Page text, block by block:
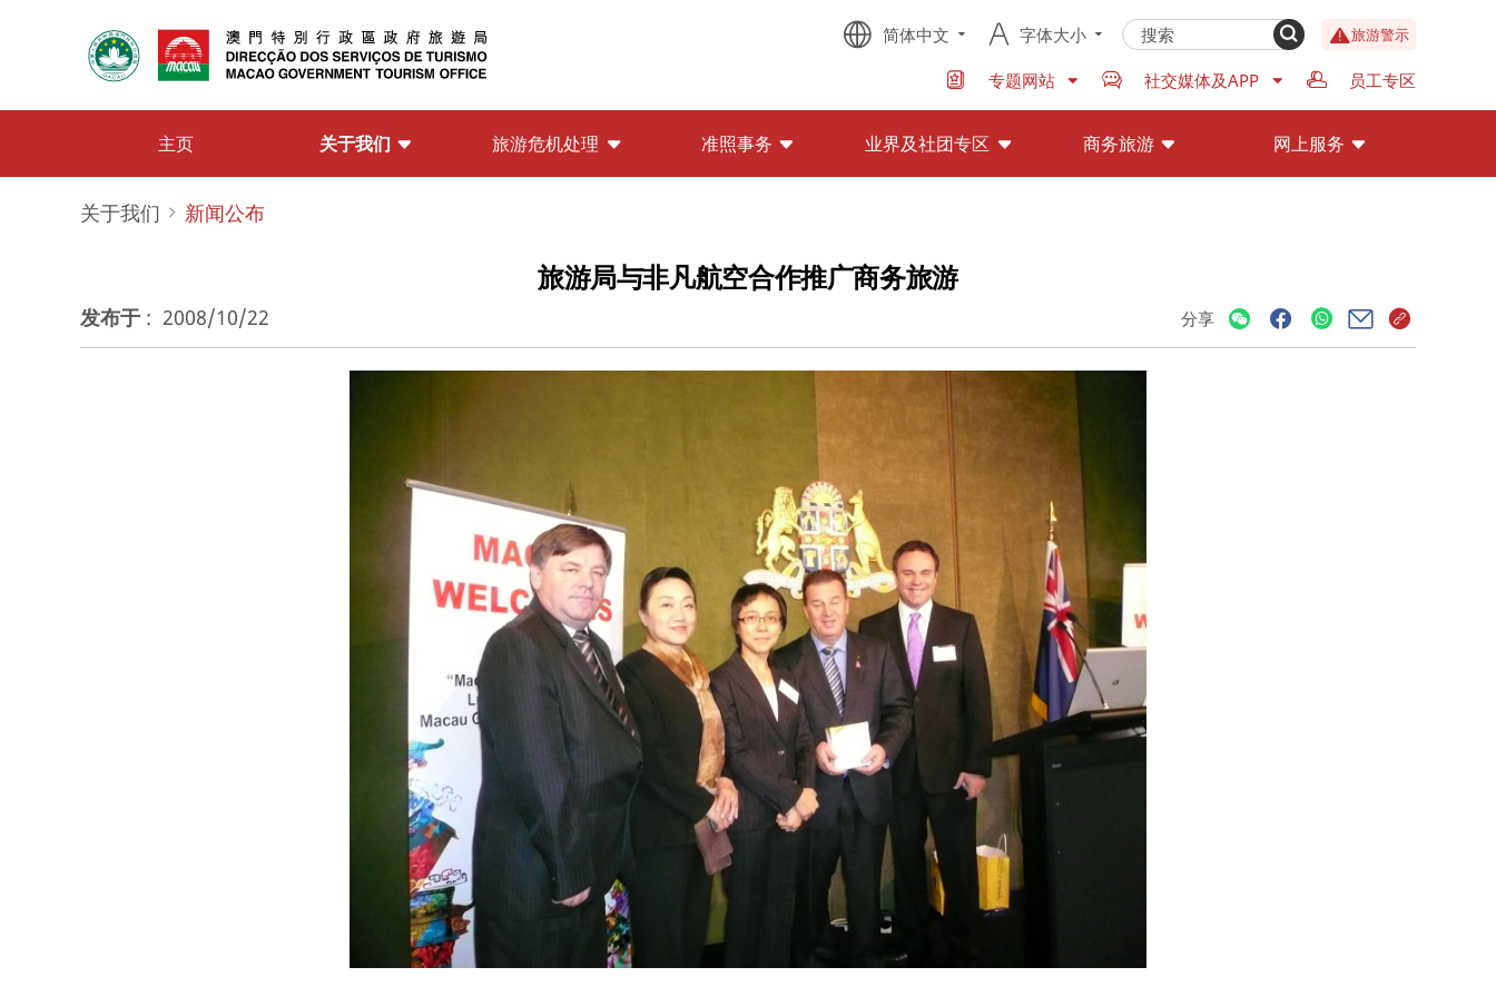
简体中文 字体大小 旅游警示
专题网站 社交媒体及APP 员工专区
主页 关于我们 旅游危机处理 准照事务 业界及社团专区 商务旅游 网上服务
关于我们 新闻公布
旅游局与非凡航空合作推广商务旅游
发布于 : 2008/10/22 分享